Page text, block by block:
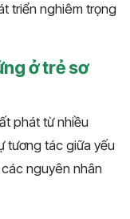
triển nghiêm trọng
ở trẻ sơ
phát từ nhiều
tương tác giữa yếu
nguyên nhân